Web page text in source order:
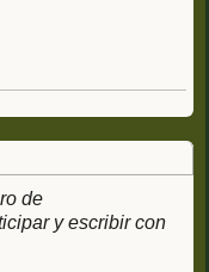
de
y escribir con